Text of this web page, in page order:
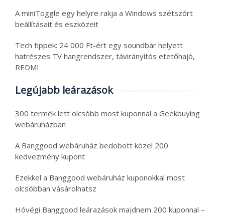
A miniToggle egy helyre rakja a Windows szétszórt
beállításait és eszközeit
Tech tippek: 24 000 Ft-ért egy soundbar helyett
hatrészes TV hangrendszer, távirányítós etetőhajó,
REDMI
Legújabb leárazások
300 termék lett olcsóbb most kuponnal a Geekbuying
webáruházban
A Banggood webáruház bedobott közel 200
kedvezmény kupont
Ezekkel a Banggood webáruház kuponokkal most
olcsóbban vásárolhatsz
Hóvégi Banggood leárazások majdnem 200 kuponnal –